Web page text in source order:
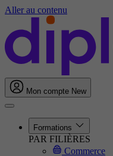
Aller au contenu
Mon compte New
Formations
PAR FILIÈRES
Commerce